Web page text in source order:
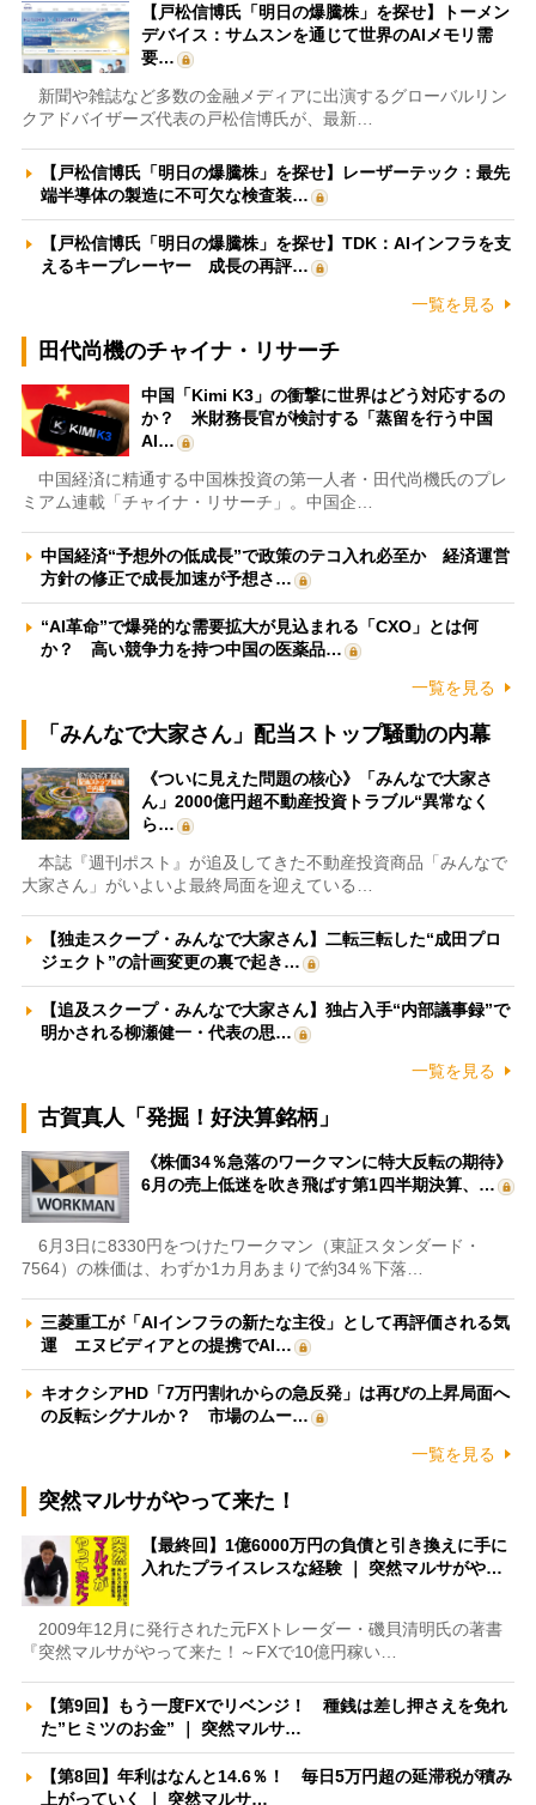
【戸松信博氏「明日の爆騰株」を探せ】トーメン
デバイス：サムスンを通じて世界のAIメモリ需
要…
新聞や雑誌など多数の金融メディアに出演するグローバルリン
クアドバイザーズ代表の戸松信博氏が、最新…
【戸松信博氏「明日の爆騰株」を探せ】レーザーテック：最先
端半導体の製造に不可欠な検査装…
【戸松信博氏「明日の爆騰株」を探せ】TDK：AIインフラを支
えるキープレーヤー 成長の再評…
一覧を見る
田代尚機のチャイナ・リサーチ
中国「Kimi K3」の衝撃に世界はどう対応するの
か？ 米財務長官が検討する「蒸留を行う中国
AI…
中国経済に精通する中国株投資の第一人者・田代尚機氏のプレ
ミアム連載「チャイナ・リサーチ」。中国企…
中国経済“予想外の低成長”で政策のテコ入れ必至か 経済運営
方針の修正で成長加速が予想さ…
“AI革命”で爆発的な需要拡大が見込まれる「CXO」とは何
か？ 高い競争力を持つ中国の医薬品…
一覧を見る
「みんなで大家さん」配当ストップ騒動の内幕
《ついに見えた問題の核心》「みんなで大家さ
ん」2000億円超不動産投資トラブル“異常なく
ら…
本誌『週刊ポスト』が追及してきた不動産投資商品「みんなで
大家さん」がいよいよ最終局面を迎えている…
【独走スクープ・みんなで大家さん】二転三転した“成田プロ
ジェクト”の計画変更の裏で起き…
【追及スクープ・みんなで大家さん】独占入手“内部議事録”で
明かされる柳瀬健一・代表の思…
一覧を見る
古賀真人「発掘！好決算銘柄」
《株価34％急落のワークマンに特大反転の期待》
6月の売上低迷を吹き飛ばす第1四半期決算、…
6月3日に8330円をつけたワークマン（東証スタンダード・
7564）の株価は、わずか1カ月あまりで約34％下落…
三菱重工が「AIインフラの新たな主役」として再評価される気
運 エヌビディアとの提携でAI…
キオクシアHD「7万円割れからの急反発」は再びの上昇局面へ
の反転シグナルか？ 市場のムー…
一覧を見る
突然マルサがやって来た！
【最終回】1億6000万円の負債と引き換えに手に
入れたプライスレスな経験 ｜ 突然マルサがや…
2009年12月に発行された元FXトレーダー・磯貝清明氏の著書
『突然マルサがやって来た！～FXで10億円稼い…
【第9回】もう一度FXでリベンジ！ 種銭は差し押さえを免れ
た”ヒミツのお金” ｜ 突然マルサ…
【第8回】年利はなんと14.6％！ 毎日5万円超の延滞税が積み
上がっていく ｜ 突然マルサ…